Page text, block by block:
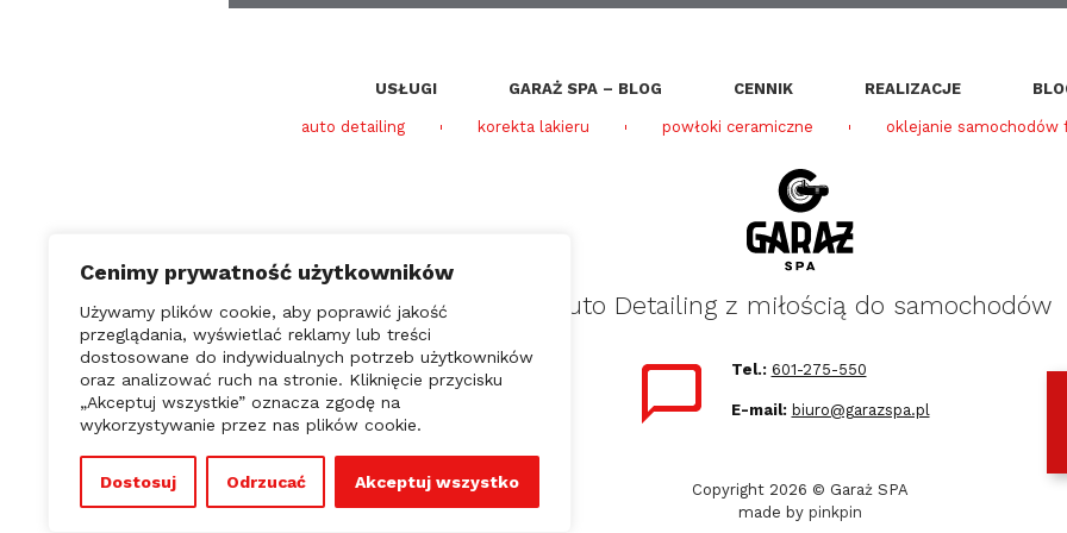
Cenimy prywatność użytkowników
Używamy plików cookie, aby poprawić jakość
przeglądania, wyświetlać reklamy lub treści
dostosowane do indywidualnych potrzeb użytkowników
oraz analizować ruch na stronie. Kliknięcie przycisku
„Akceptuj wszystkie” oznacza zgodę na
wykorzystywanie przez nas plików cookie.
Dostosuj Odrzucać Akceptuj wszystko
USŁUGI GARAŻ SPA – BLOG CENNIK REALIZACJE
auto detailing korekta lakieru powłoki ceramiczne oklejanie samochodów
Auto Detailing z miłością do samochodów
Garaż SPA
Świtezianki 36
Tel.: 601-275-550
E-mail: biuro@garazspa.pl
Copyright 2026 © Garaż SPA
made by pinkpin